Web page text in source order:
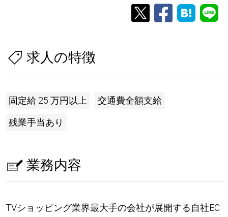
求人の特徴
固定給 25 万円以上 交通費全額支給
残業手当あり
業務内容
TVショッピング業界最大手の会社が展開する自社EC